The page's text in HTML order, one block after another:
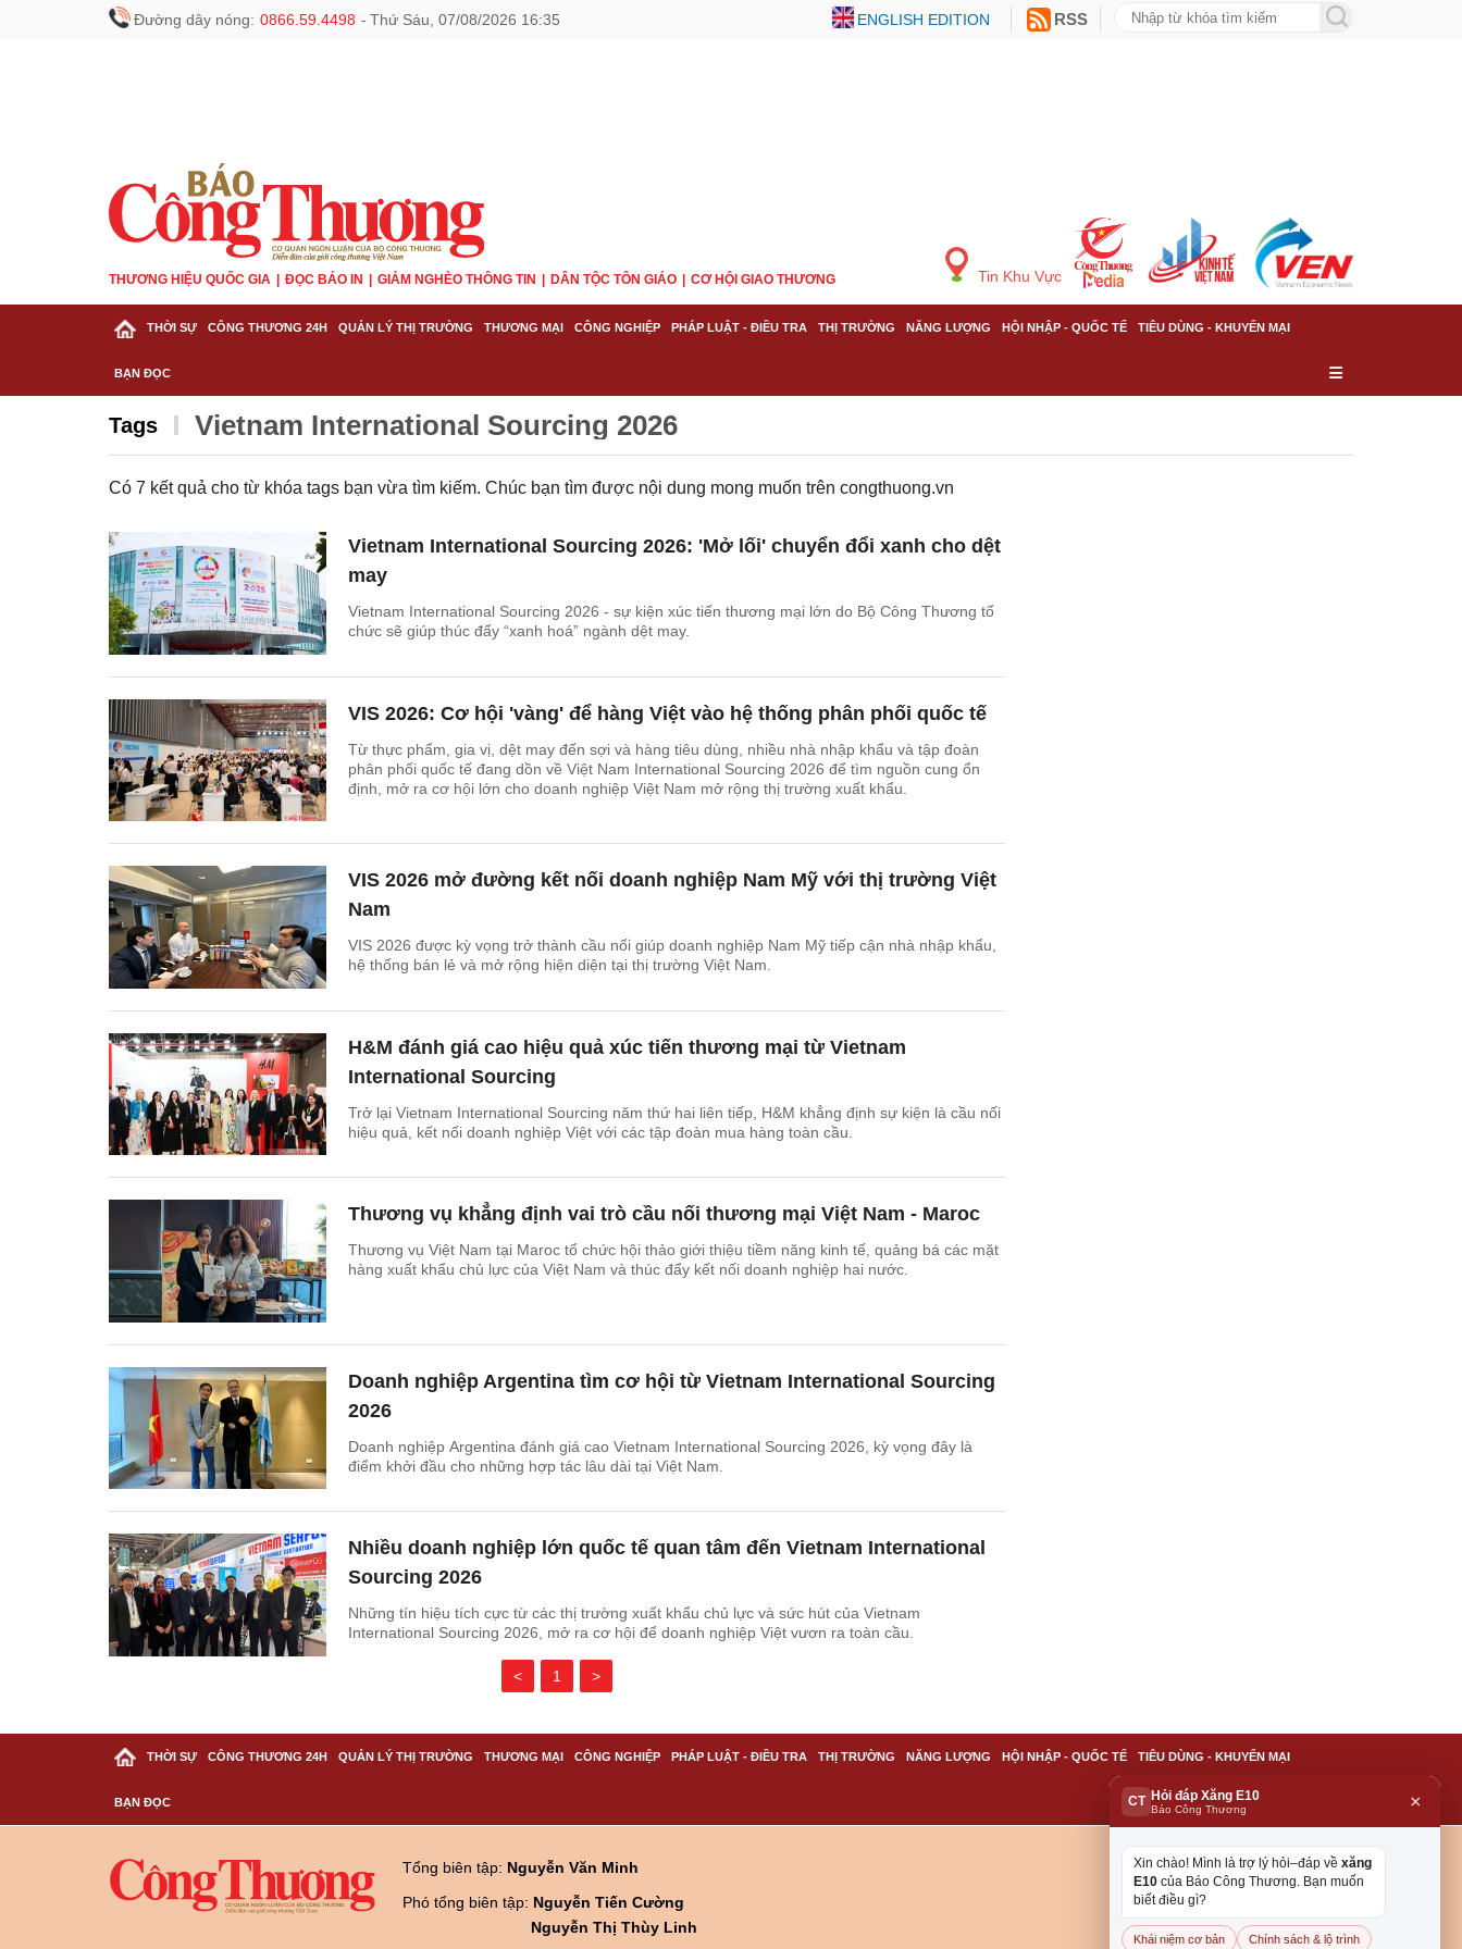
Đường dây nóng: 0866.59.4498 - Thứ Sáu, 07/08/2026 16:35 RSS
ENGLISH EDITION
THƯƠNG HIỆU QUỐC GIA ĐỌC BÁO IN GIẢM NGHÈO THÔNG TIN DÂN TỘC TÔN GIÁO CƠ HỘI GIAO THƯƠNG Tin Khu Vực
THỜI SỰ CÔNG THƯƠNG 24H QUẢN LÝ THỊ TRƯỜNG THƯƠNG MẠI CÔNG NGHIỆP PHÁP LUẬT - ĐIỀU TRA THỊ TRƯỜNG NĂNG LƯỢNG HỘI NHẬP - QUỐC TẾ TIÊU DÙNG - KHUYẾN MẠI
BẠN ĐỌC
Tags Vietnam International Sourcing 2026
Có 7 kết quả cho từ khóa tags bạn vừa tìm kiếm. Chúc bạn tìm được nội dung mong muốn trên congthuong.vn
Vietnam International Sourcing 2026: 'Mở lối' chuyển đổi xanh cho dệt
may
Vietnam International Sourcing 2026 - sự kiện xúc tiến thương mại lớn do Bộ Công Thương tổ
chức sẽ giúp thúc đẩy “xanh hoá” ngành dệt may.
VIS 2026: Cơ hội 'vàng' để hàng Việt vào hệ thống phân phối quốc tế
Từ thực phẩm, gia vị, dệt may đến sợi và hàng tiêu dùng, nhiều nhà nhập khẩu và tập đoàn
phân phối quốc tế đang dồn về Việt Nam International Sourcing 2026 để tìm nguồn cung ổn
định, mở ra cơ hội lớn cho doanh nghiệp Việt Nam mở rộng thị trường xuất khẩu.
VIS 2026 mở đường kết nối doanh nghiệp Nam Mỹ với thị trường Việt
Nam
VIS 2026 được kỳ vọng trở thành cầu nối giúp doanh nghiệp Nam Mỹ tiếp cận nhà nhập khẩu,
hệ thống bán lẻ và mở rộng hiện diện tại thị trường Việt Nam.
H&M đánh giá cao hiệu quả xúc tiến thương mại từ Vietnam
International Sourcing
Trở lại Vietnam International Sourcing năm thứ hai liên tiếp, H&M khẳng định sự kiện là cầu nối
hiệu quả, kết nối doanh nghiệp Việt với các tập đoàn mua hàng toàn cầu.
Thương vụ khẳng định vai trò cầu nối thương mại Việt Nam - Maroc
Thương vụ Việt Nam tại Maroc tổ chức hội thảo giới thiệu tiềm năng kinh tế, quảng bá các mặt
hàng xuất khẩu chủ lực của Việt Nam và thúc đẩy kết nối doanh nghiệp hai nước.
Doanh nghiệp Argentina tìm cơ hội từ Vietnam International Sourcing
2026
Doanh nghiệp Argentina đánh giá cao Vietnam International Sourcing 2026, kỳ vọng đây là
điểm khởi đầu cho những hợp tác lâu dài tại Việt Nam.
Nhiều doanh nghiệp lớn quốc tế quan tâm đến Vietnam International
Sourcing 2026
Những tín hiệu tích cực từ các thị trường xuất khẩu chủ lực và sức hút của Vietnam
International Sourcing 2026, mở ra cơ hội để doanh nghiệp Việt vươn ra toàn cầu.
< 1 >
THỜI SỰ CÔNG THƯƠNG 24H QUẢN LÝ THỊ TRƯỜNG THƯƠNG MẠI CÔNG NGHIỆP PHÁP LUẬT - ĐIỀU TRA THỊ TRƯỜNG NĂNG LƯỢNG HỘI NHẬP - QUỐC TẾ TIÊU DÙNG - KHUYẾN MẠI
BẠN ĐỌC
Tổng biên tập: Nguyễn Văn Minh
Phó tổng biên tập: Nguyễn Tiến Cường
Nguyễn Thị Thùy Linh
CT Hỏi đáp Xăng E10
Báo Công Thương ×
Xin chào! Mình là trợ lý hỏi–đáp về xăng
E10 của Báo Công Thương. Bạn muốn
biết điều gì?
Khái niệm cơ bản Chính sách & lộ trình